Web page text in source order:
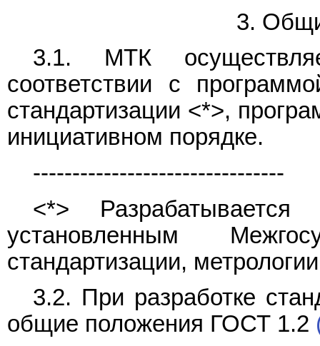
3.
3.1. МТК
соответствии с
стандартизации <*>,
инициативном порядке.
--------------------------------
<*>
установленным
стандартизации,
3.2. При разработке
общие положения ГОСТ 1.2